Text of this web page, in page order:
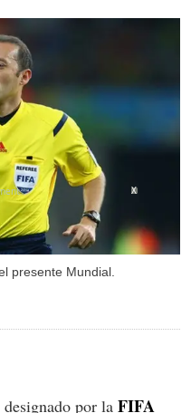
presente Mundial.
X
por la FIFA